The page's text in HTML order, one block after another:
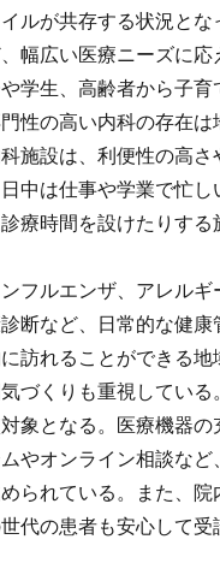
ルが共存する状況と
幅広い医療ニーズに
学生、高齢者から子
性の高い内科の存在は
施設は、利便性の高
中は仕事や学業で忙
療時間を設けたりする
フルエンザ、アレル
断など、日常的な健康
訪れることができる
づくりも重視してい
象となる。医療機器
やオンライン相談な
られている。また、
代の患者も安心して受